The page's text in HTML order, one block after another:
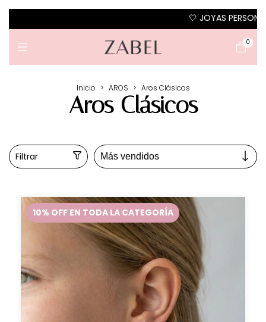
🤍 JOYAS PERSONALIZADAS EN PLATA 925 🤍 ·
0
Inicio > AROS > Aros Clásicos
Aros Clásicos
Filtrar
10% OFF EN TODA LA CATEGORÍA